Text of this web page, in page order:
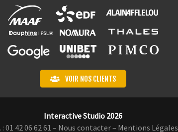
VOIR NOS CLIENTS
Interactive Studio 2026
01 42 06 62 61 – Nous contacter– Mentions Légales